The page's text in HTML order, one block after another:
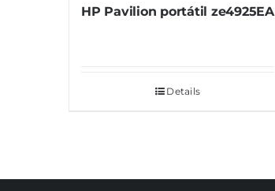
HP Pavilion portátil ze4925EA
Details